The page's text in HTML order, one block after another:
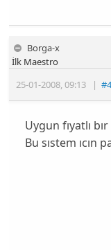
Borga-x
25-01-2008,09:13 |
İlk Maestro
Uygun fıyatlı
Bu sıstem ıcın